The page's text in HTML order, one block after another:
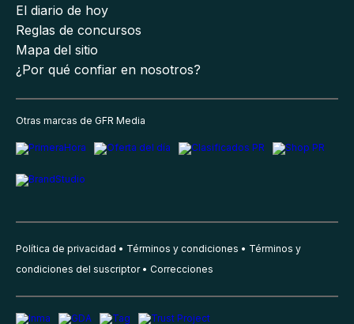
El diario de hoy
Reglas de concursos
Mapa del sitio
¿Por qué confiar en nosotros?
Otras marcas de GFR Media
Política de privacidad Términos y condiciones
Términos y
condiciones del suscriptor
Correcciones